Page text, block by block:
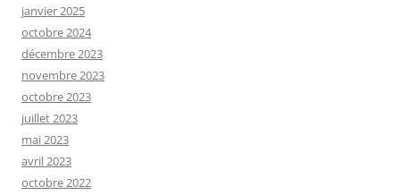
janvier 2025
octobre 2024
décembre 2023
novembre 2023
octobre 2023
juillet 2023
mai 2023
avril 2023
octobre 2022